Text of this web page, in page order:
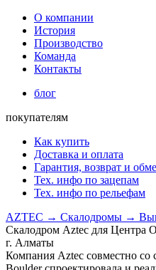
О компании
История
Производство
Команда
Контакты
блог
покупателям
Как купить
Доставка и оплата
Гарантия, возврат и
Тех. инфо по зацепам
Тех. инфо по рельефам
AZTEC → Скалодромы →
Скалодром Aztec для Центра
г. Алматы
Компания Aztec совместно со